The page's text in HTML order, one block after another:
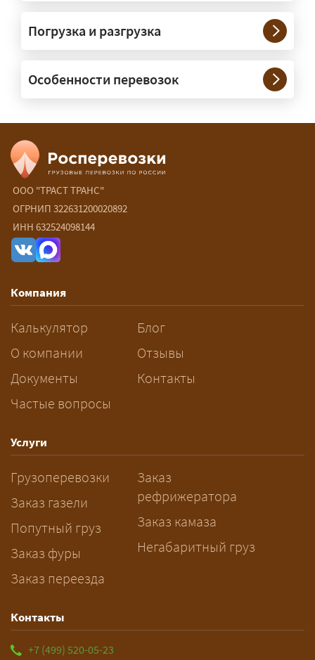
сопровождение?
организуем. Потребность в машинах
прикрытия зависит от габаритов
груза и маршрута; это определяется
Сколько стоит перевозка
негабарита?
— От 60 ₽/км. Точная стоимость
рассчитывается индивидуально:
влияют габариты и вес груза,
разрешений и машин
сопровождения.
За сколько дней заказывать
перевозку негабарита?
— Заранее: только оформление
рабочих дней. Оставьте заявку
заблаговременно — логист
рассчитает маршрут и запустит
подготовку документов.
Погрузка и разгрузка
Особенности перевозок
ООО "ТРАСТ ТРАНС"
ОГРНИП 322631200020892
ИНН 632524098144
Компания
Калькулятор
О компании
Документы
Частые вопросы
Блог
Отзывы
Контакты
Услуги
Грузоперевозки
Заказ газели
Попутный груз
Заказ фуры
Заказ переезда
Заказ
рефрижератора
Заказ камаза
Негабаритный груз
Контакты
+7 (499) 520-05-23